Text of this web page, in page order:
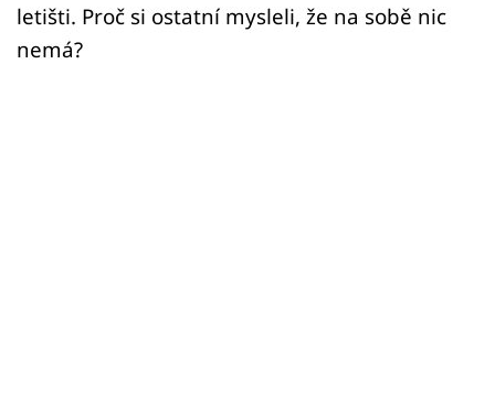
letišti. Proč si ostatní mysleli, že na sobě nic
nemá?